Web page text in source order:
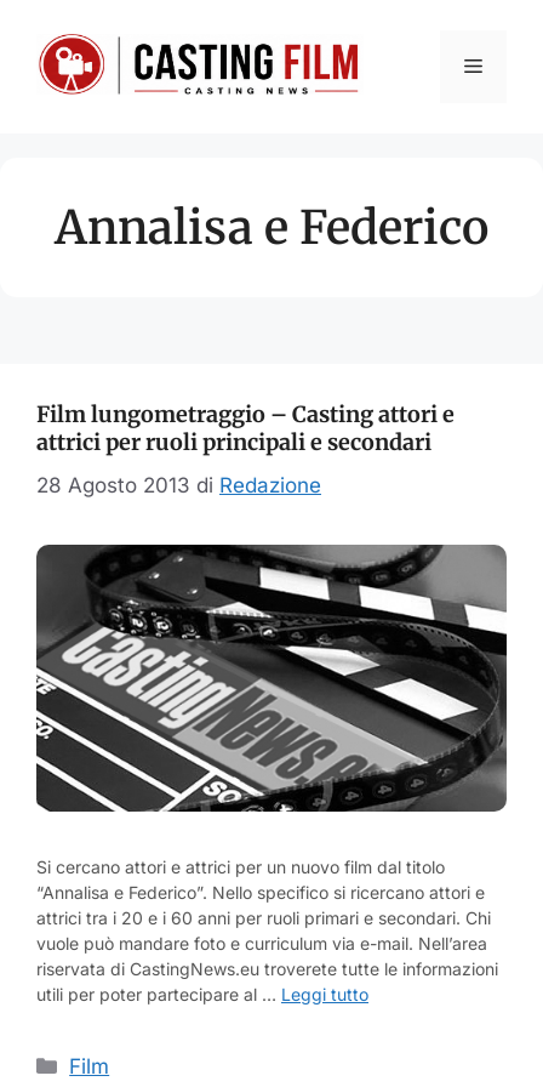
contenuto
Menu
Annalisa e Federico
Film lungometraggio – Casting attori e
attrici per ruoli principali e secondari
28 Agosto 2013 di Redazione
Si cercano attori e attrici per un nuovo film dal titolo
“Annalisa e Federico”. Nello specifico si ricercano attori e
attrici tra i 20 e i 60 anni per ruoli primari e secondari. Chi
vuole può mandare foto e curriculum via e-mail. Nell’area
riservata di CastingNews.eu troverete tutte le informazioni
utili per poter partecipare al … Leggi tutto
Categorie
Film